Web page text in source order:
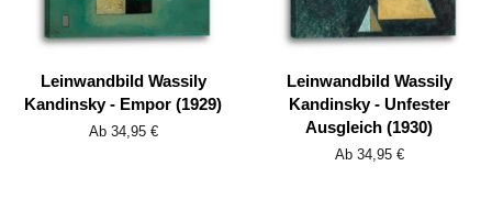
Leinwandbild Wassily
Kandinsky - Empor (1929)
Ab 34,95 €
Leinwandbild Wassily
Kandinsky - Unfester
Ausgleich (1930)
Ab 34,95 €